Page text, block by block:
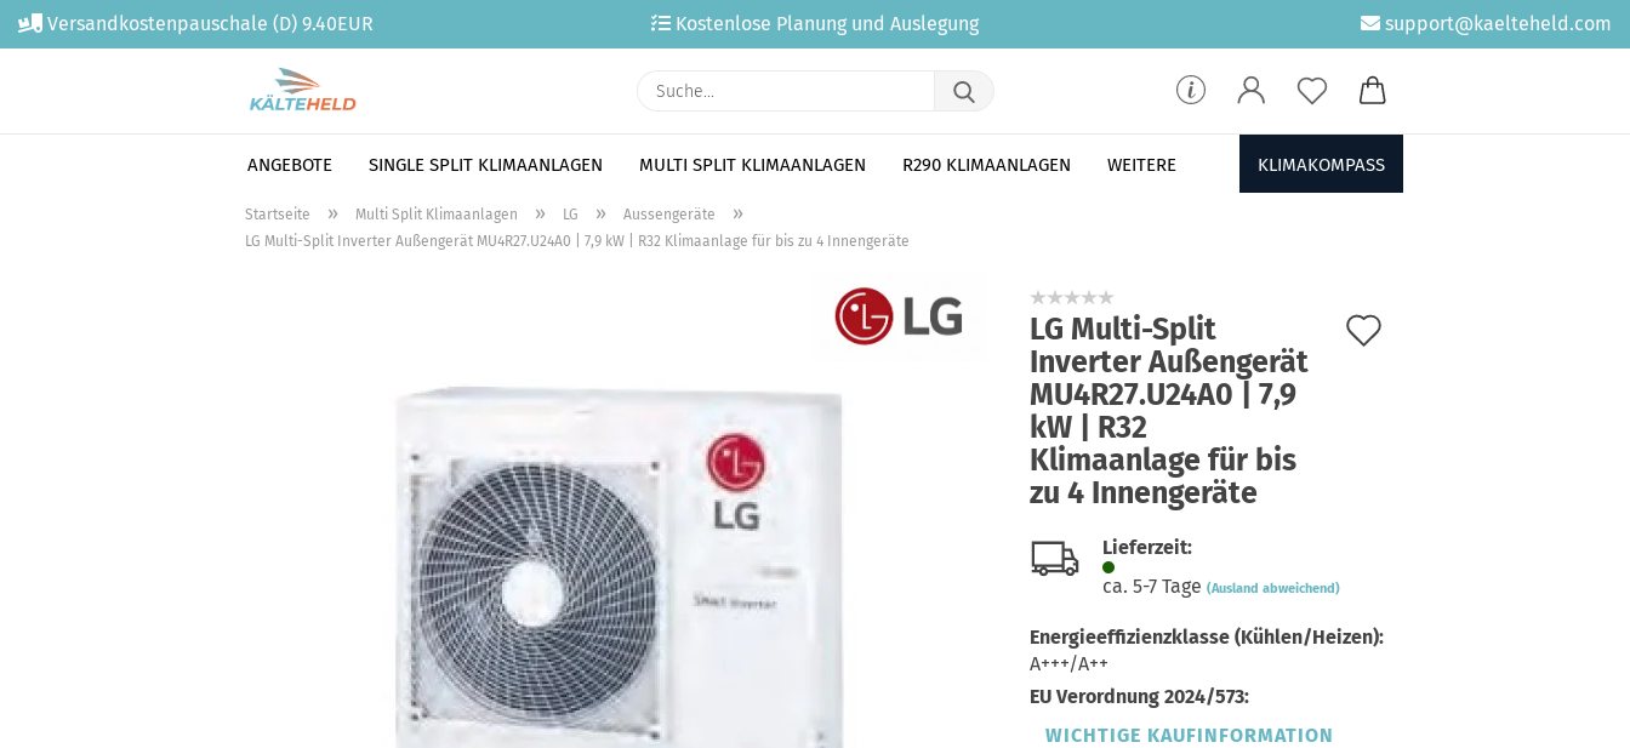
Versandkostenpauschale (D) 9.40EUR Kostenlose Planung und Auslegung support@kaelteheld.com
ANGEBOTE SINGLE SPLIT KLIMAANLAGEN MULTI SPLIT KLIMAANLAGEN R290 KLIMAANLAGEN KLIMAKOMPASS
WEITERE
Startseite » Multi Split Klimaanlagen » LG » Aussengeräte »
LG Multi-Split Inverter Außengerät MU4R27.U24A0 | 7,9 kW | R32 Klimaanlage für bis zu 4 Innengeräte
LG Multi-Split
Inverter Außengerät
MU4R27.U24A0 | 7,9
kW | R32
Klimaanlage für bis
zu 4 Innengeräte
Lieferzeit:
ca. 5-7 Tage (Ausland abweichend)
Energieeffizienzklasse (Kühlen/Heizen):
A+++/A++
EU Verordnung 2024/573:
WICHTIGE KAUFINFORMATION